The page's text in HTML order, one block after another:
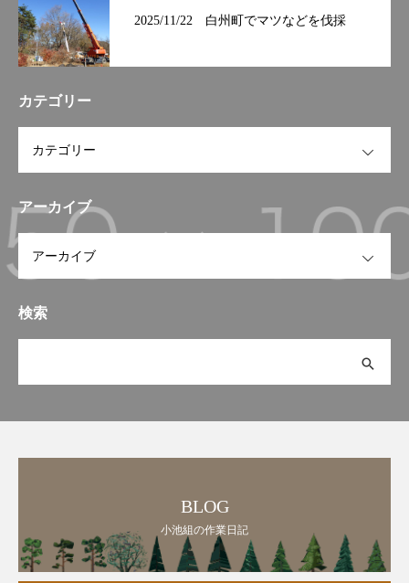
2025/11/22 白州町でマツなどを伐採
カテゴリー
アーカイブ
検索
BLOG
小池組の作業日記